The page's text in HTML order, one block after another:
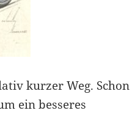
kurzer Weg. Schon
ein besseres